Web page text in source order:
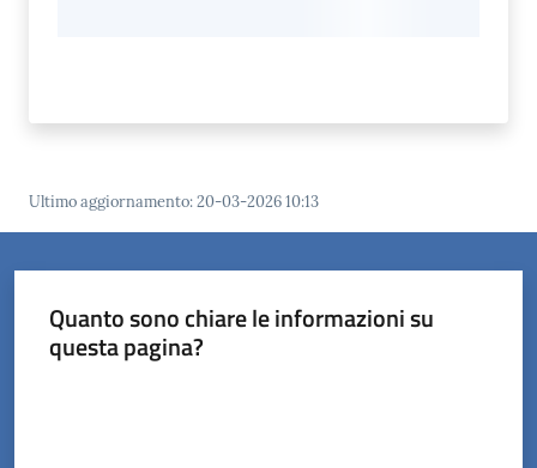
Ultimo aggiornamento:20-03-2026 10:13
Quanto sono chiare le informazioni su
questa pagina?